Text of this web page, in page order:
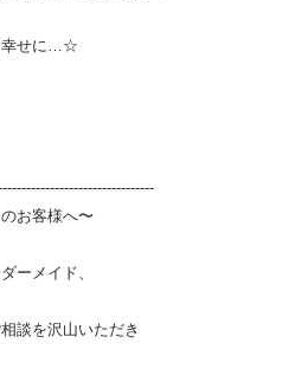
幸せに…☆
お客様へ〜
ーメイド、
談を沢山いただき